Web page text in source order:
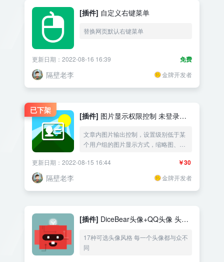
[插件] 自定义右键菜单
替换网页默认右键菜单
免费
更新日期：2022-08-16 16:39
隔壁老李 金牌开发者
已下架
[插件] 图片显示权限控制 未登录只
文章内图片输出控制，设置级别低于某
个用户组的图片显示方式，缩略图、提
￥30
更新日期：2022-08-15 16:44
隔壁老李 金牌开发者
[插件] DiceBear头像+QQ头像 头像
17种可选头像风格 每一个头像都与众不
同